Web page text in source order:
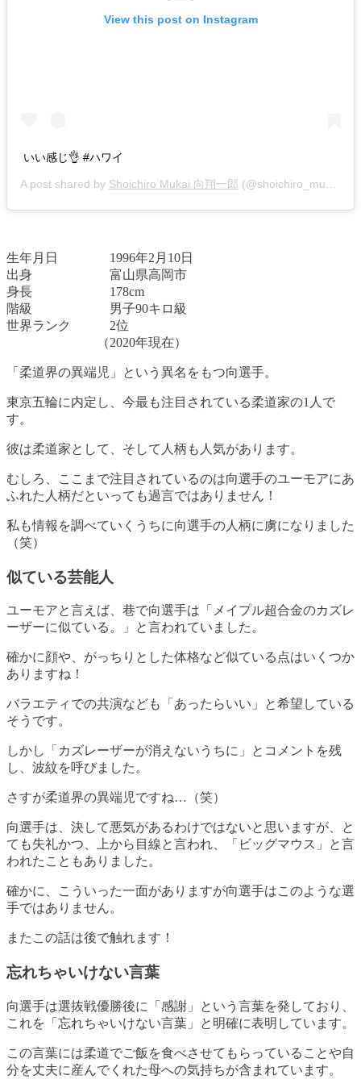
View this post on Instagram
いい感じ👌 #ハワイ
A post shared by Shoichiro Mukai 向翔一郎 (@shoichiro_mukai) on
生年月日 1996年2月10日
出身 富山県高岡市
身長 178cm
階級 男子90キロ級
世界ランク 2位
（2020年現在）
「柔道界の異端児」という異名をもつ向選手。
東京五輪に内定し、今最も注目されている柔道家の1人で
す。
彼は柔道家として、そして人柄も人気があります。
むしろ、ここまで注目されているのは向選手のユーモアにあ
ふれた人柄だといっても過言ではありません！
私も情報を調べていくうちに向選手の人柄に虜になりました
（笑）
似ている芸能人
ユーモアと言えば、巷で向選手は「メイプル超合金のカズレ
ーザーに似ている。」と言われていました 。
確かに顔や、がっちりとした体格など似ている点はいくつか
ありますね！
バラエティでの共演なども「あったらいい」と希望している
そうです。
しかし「カズレーザーが消えないうちに」とコメントを残
し、波紋を呼びました。
さすが柔道界の異端児ですね…（笑）
向選手は、決して悪気があるわけではないと思いますが、と
ても失礼かつ、上から目線と言われ、「ビッグマウス」と言
われたこともありました。
確かに、
こういった一面がありますが向選手はこのような選
手ではありません。
またこの話は後で触れます！
忘れちゃいけない言葉
向選手は選抜戦優勝後に「感謝」という言葉を発しており、
これを「忘れちゃいけない言葉」と明確に表明しています。
この言葉には柔道でご飯を食べさせてもらっていることや自
分を丈夫に産んでくれた母への気持ちが含まれています。